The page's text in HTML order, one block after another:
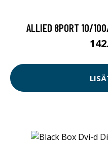
ALLIED 8PORT 10/